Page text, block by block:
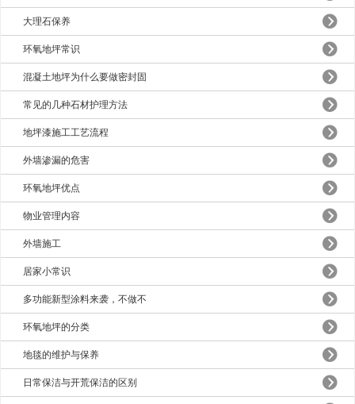
大理石保养
环氧地坪常识
混凝土地坪为什么要做密封固
常见的几种石材护理方法
地坪漆施工工艺流程
外墙渗漏的危害
环氧地坪优点
物业管理内容
外墙施工
居家小常识
多功能新型涂料来袭，不做不
环氧地坪的分类
地毯的维护与保养
日常保洁与开荒保洁的区别